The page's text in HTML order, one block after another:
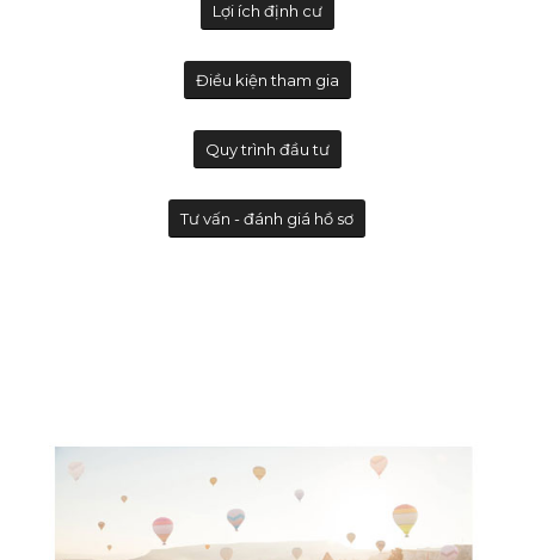
Lợi ích định cư
Điều kiện tham gia
Quy trình đầu tư
Tư vấn - đánh giá hồ sơ